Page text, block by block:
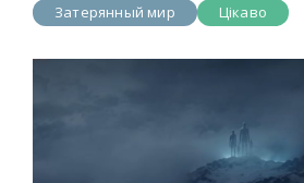
Затерянный мир Цікаво